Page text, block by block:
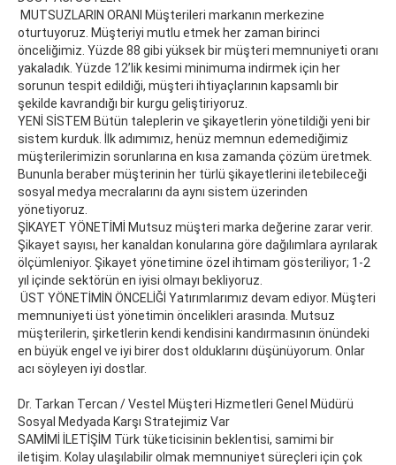
MUTSUZLARIN ORANI Müşterileri markanın merkezine
oturtuyoruz. Müşteriyi mutlu etmek her zaman birinci
önceliğimiz. Yüzde 88 gibi yüksek bir müşteri memnuniyeti oranı
yakaladık. Yüzde 12’lik kesimi minimuma indirmek için her
sorunun tespit edildiği, müşteri ihtiyaçlarının kapsamlı bir
şekilde kavrandığı bir kurgu geliştiriyoruz.
YENİ SİSTEM Bütün taleplerin ve şikayetlerin yönetildiği yeni bir
sistem kurduk. İlk adımımız, henüz memnun edemediğimiz
müşterilerimizin sorunlarına en kısa zamanda çözüm üretmek.
Bununla beraber müşterinin her türlü şikayetlerini iletebileceği
sosyal medya mecralarını da aynı sistem üzerinden
yönetiyoruz.
ŞİKAYET YÖNETİMİ Mutsuz müşteri marka değerine zarar verir.
Şikayet sayısı, her kanaldan konularına göre dağılımlara ayrılarak
ölçümleniyor. Şikayet yönetimine özel ihtimam gösteriliyor; 1-2
yıl içinde sektörün en iyisi olmayı bekliyoruz.
ÜST YÖNETİMİN ÖNCELİĞİ Yatırımlarımız devam ediyor. Müşteri
memnuniyeti üst yönetimin öncelikleri arasında. Mutsuz
müşterilerin, şirketlerin kendi kendisini kandırmasının önündeki
en büyük engel ve iyi birer dost olduklarını düşünüyorum. Onlar
acı söyleyen iyi dostlar.
Dr. Tarkan Tercan / Vestel Müşteri Hizmetleri Genel Müdürü
Sosyal Medyada Karşı Stratejimiz Var
SAMİMİ İLETİŞİM Türk tüketicisinin beklentisi, samimi bir
iletişim. Kolay ulaşılabilir olmak memnuniyet süreçleri için çok